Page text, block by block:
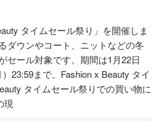
タイムセール祭り」を開催しま
ダウンやコート、ニットなどの冬
セール対象です。期間は1月22日
）23:59まで。Fashion x Beauty タイ
タイムセール祭りでの買い物に
現